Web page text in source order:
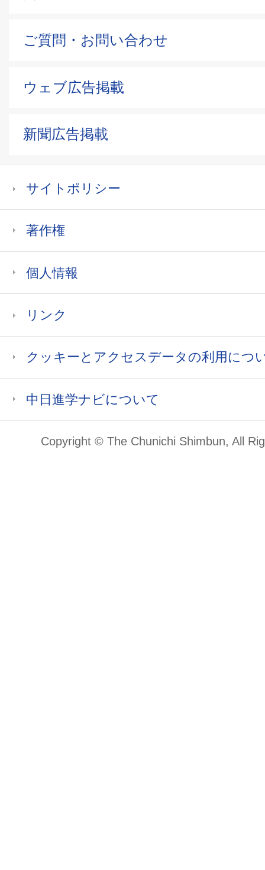
ご質問・お問い合わせ
ウェブ広告掲載
新聞広告掲載
サイトポリシー
著作権
個人情報
リンク
クッキーとアクセスデータの利用につ
中日進学ナビについて
Copyright © The Chunichi Shimbun, All